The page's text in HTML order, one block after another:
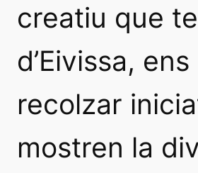
creatiu que
d’Eivissa,
recolzar
mostren la